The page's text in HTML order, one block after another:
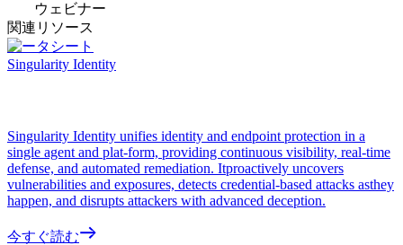
ウェビナー
関連リソース
データシート
Singularity Identity
Singularity Identity unifies identity and endpoint protection in a
single agent and plat-form, providing continuous visibility, real-time
defense, and automated remediation. Itproactively uncovers
vulnerabilities and exposures, detects credential-based attacks asthey
happen, and disrupts attackers with advanced deception.
今すぐ読む